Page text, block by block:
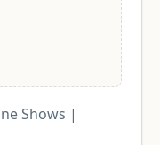
Shows |